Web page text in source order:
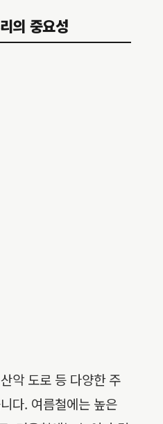
의 중요성
악 도로 등 다양한 주
다. 여름철에는 높은